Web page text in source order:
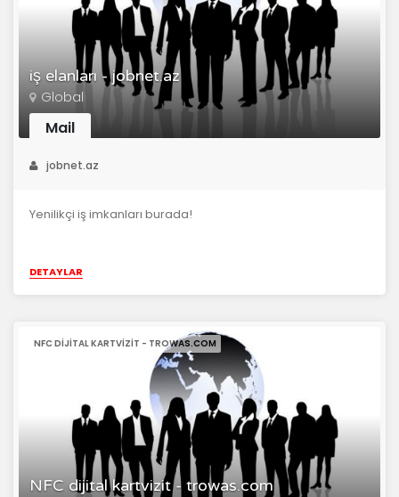
iş elanları - jobnet.az
Global
Mail
jobnet.az
Yenilikçi iş imkanları burada!
DETAYLAR
NFC dijital kartvizit - trowas.com
NFC DIJITAL KARTVIZIT - TROWAS.COM